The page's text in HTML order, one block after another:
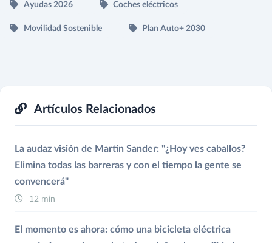
Ayudas 2026 Coches eléctricos
Movilidad Sostenible Plan Auto+ 2030
Artículos Relacionados
La audaz visión de Martin Sander: "¿Hoy ves caballos?
Elimina todas las barreras y con el tiempo la gente se
convencerá"
12 min
El momento es ahora: cómo una bicicleta eléctrica